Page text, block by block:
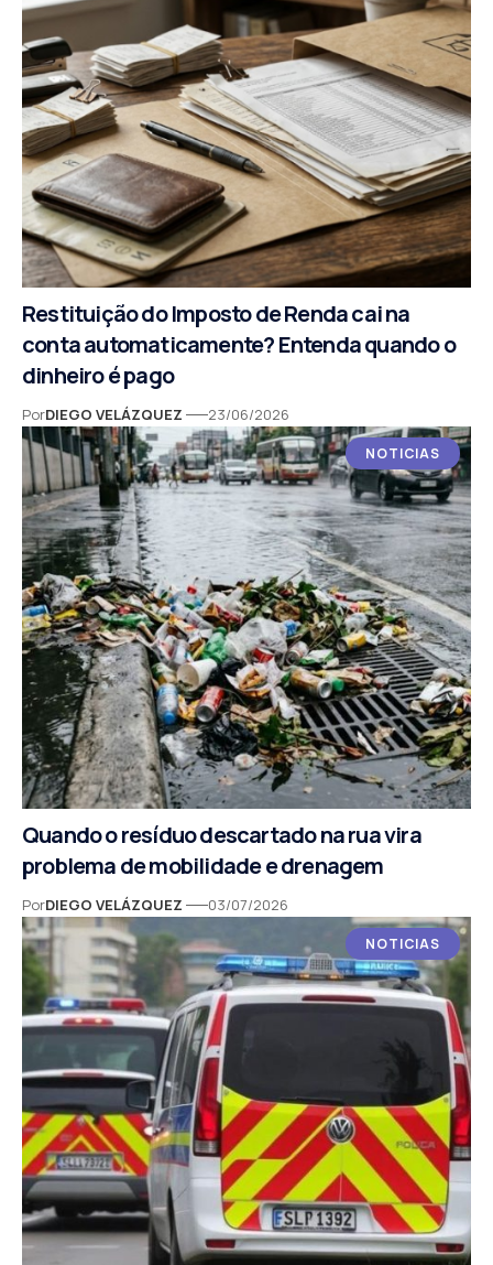
Restituição do Imposto de Renda cai na
conta automaticamente? Entenda quando o
dinheiro é pago
PorDIEGO VELÁZQUEZ 23/06/2026
NOTICIAS
Quando o resíduo descartado na rua vira
problema de mobilidade e drenagem
PorDIEGO VELÁZQUEZ 03/07/2026
NOTICIAS